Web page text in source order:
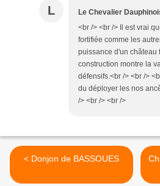
L Le Chevalier
<br /> <br /> Il est vrai
fortifiée comme les
puissance d'un château
construction montre la
défensifs.<br /> <br />
du déployer les nos
/> <br /> <br />
< Donjon de BASSOUES